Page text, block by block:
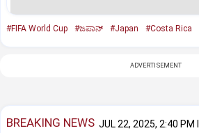
#FIFA World Cup #ಜಪಾನ್‌ #Japan #Costa Rica
ADVERTISEMENT
BREAKING NEWS JUL 22, 2025, 2:40 PM